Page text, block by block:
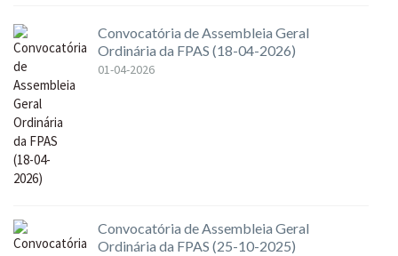
Convocatória de Assembleia Geral
Ordinária da FPAS (18-04-2026)
01-04-2026
Convocatória de Assembleia Geral
Ordinária da FPAS (25-10-2025)